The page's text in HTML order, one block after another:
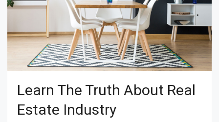
Learn The Truth About Real
Estate Industry